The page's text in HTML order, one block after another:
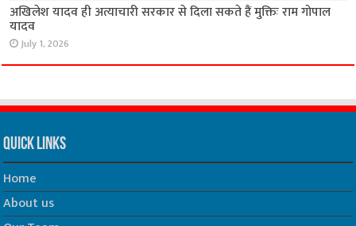
अखिलेश यादव ही अत्याचारी सरकार से दिला सकते हैं मुक्तिः राम गोपाल
यादव
July 1, 2026
Quick Links
Home
About us